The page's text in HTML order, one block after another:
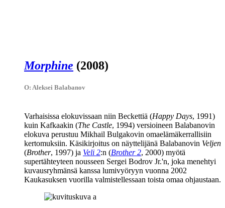
Morphine (2008)
O: Aleksei Balabanov
Varhaisissa elokuvissaan niin Beckettiä (Happy Days, 1991)
kuin Kafkaakin (The Castle, 1994) versioineen Balabanovin
elokuva perustuu Mikhail Bulgakovin omaelämäkerrallisiin
kertomuksiin. Käsikirjoitus on näyttelijänä Balabanovin Veljen
(Brother, 1997) ja Veli 2:n (Brother 2, 2000) myötä
supertähteyteen nousseen Sergei Bodrov Jr.'n, joka menehtyi
kuvausryhmänsä kanssa lumivyöryyn vuonna 2002
Kaukasuksen vuorilla valmistellessaan toista omaa ohjaustaan.